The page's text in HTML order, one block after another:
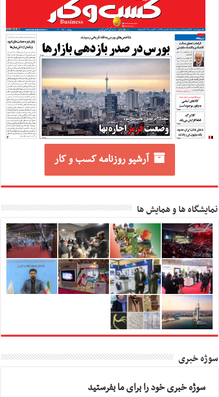
آرشیو روزنامه کسب و کار
نمایشگاه ها و همایش ها
سوژه خبری
سوژه خبری خود را برای ما بفرستید